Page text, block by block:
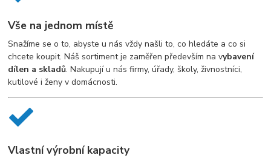
Vše na jednom místě
Snažíme se o to, abyste u nás vždy našli to, co hledáte a co si
chcete koupit. Náš sortiment je zaměřen především na vybavení
dílen a skladů. Nakupují u nás firmy, úřady, školy, živnostníci,
kutilové i ženy v domácnosti.
Vlastní výrobní kapacity